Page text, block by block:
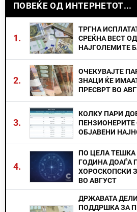
ПОВЕЌЕ ОД ИНТЕРНЕТОТ...
1.
ТРГНА
СРЕЌНА ВЕСТ
НАЈГОЛЕМИТЕ
2.
ОЧЕКУВАЈТЕ
ЗНАЦИ ЌЕ
ПРЕСВРТ ВО
3.
КОЛКУ ПАРИ
ПЕНЗИОНЕРИТЕ
ОБЈАВЕНИ
4.
ПО ЦЕЛА
ГОДИНА ДОАЃА
ХОРОСКОПСКИ
ВО АВГУСТ
ДРЖАВАТА
ПОДДРШКА ЗА